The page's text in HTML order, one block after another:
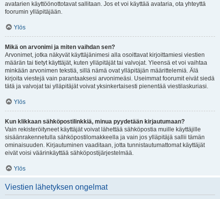
avatarien käyttöönottotavat sallitaan. Jos et voi käyttää avataria, ota yhteyttä
foorumin ylläpitäjään.
Ylös
Mikä on arvonimi ja miten vaihdan sen?
Arvonimet, jotka näkyvät käyttäjänimesi alla osoittavat kirjoittamiesi viestien
määrän tai tietyt käyttäjät, kuten ylläpitäjät tai valvojat. Yleensä et voi vaihtaa
minkään arvonimen tekstiä, sillä nämä ovat ylläpitäjän määrittelemiä. Älä
kirjoita viestejä vain parantaaksesi arvonimeäsi. Useimmat foorumit eivät siedä
tätä ja valvojat tai ylläpitäjät voivat yksinkertaisesti pienentää viestilaskuriasi.
Ylös
Kun klikkaan sähköpostilinkkiä, minua pyydetään kirjautumaan?
Vain rekisteröityneet käyttäjät voivat lähettää sähköpostia muille käyttäjille
sisäänrakennetulla sähköpostilomakkeella ja vain jos ylläpitäjä sallii tämän
ominaisuuden. Kirjautuminen vaaditaan, jotta tunnistautumattomat käyttäjät
eivät voisi väärinkäyttää sähköpostijärjestelmää.
Ylös
Viestien lähetyksen ongelmat